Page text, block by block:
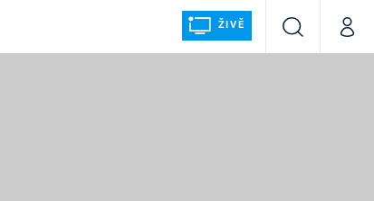
ŽIVĚ
VyhledáváníMůj